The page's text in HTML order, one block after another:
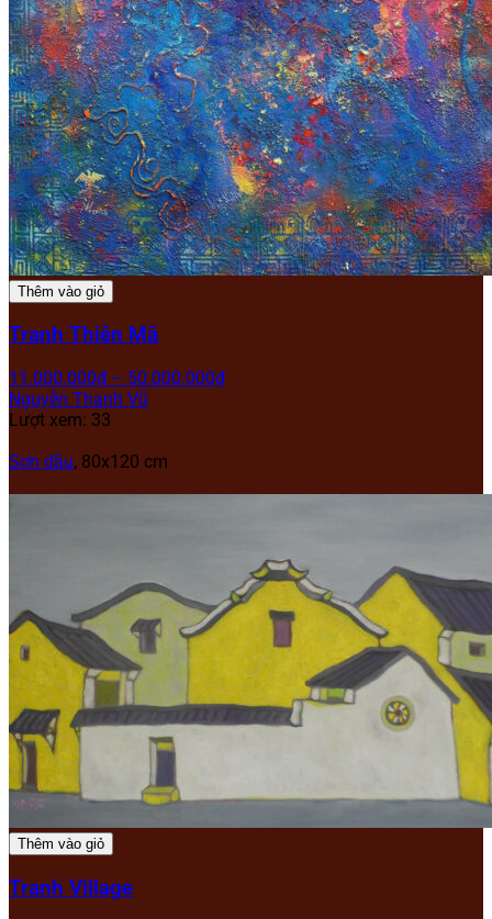
Thêm vào giỏ
Tranh Thiên Mã
11.000.000₫ – 50.000.000₫
Nguyễn Thanh Vũ
Lượt xem: 33
Sơn dầu, 80x120 cm
Thêm vào giỏ
Tranh Village